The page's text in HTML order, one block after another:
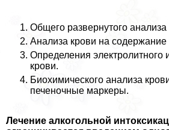
Общего развернутого анализа
Анализа крови на содержание
Определения электролитного
крови.
Биохимического анализа
печеночные маркеры.
Лечение алкогольной